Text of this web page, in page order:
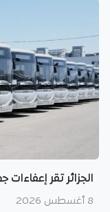
الجزائر تقر
8 أغسطس 2026